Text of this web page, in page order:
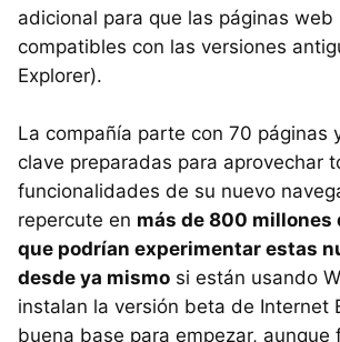
adicional para que las páginas web
compatibles con las versiones
Explorer).
La compañía parte con 70 páginas
clave preparadas para aprovechar
funcionalidades de su nuevo
repercute en más de 800 millones
que podrían experimentar estas
desde ya mismo si están usando
instalan la versión beta de Internet
buena base para empezar, aunque